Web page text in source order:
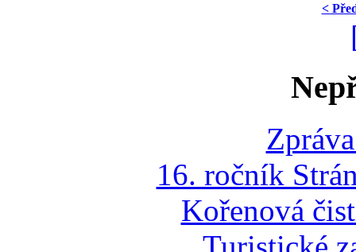
<
16. ročník
Kořenová